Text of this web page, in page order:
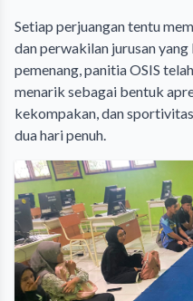
​Setiap perjuangan tentu
dan perwakilan jurusan
pemenang, panitia OSIS
menarik sebagai bentuk
kekompakan, dan
dua hari penuh.